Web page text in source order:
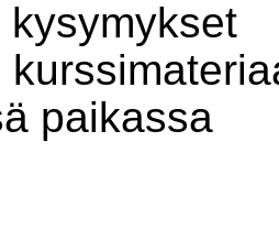
kysymykset
paikassa